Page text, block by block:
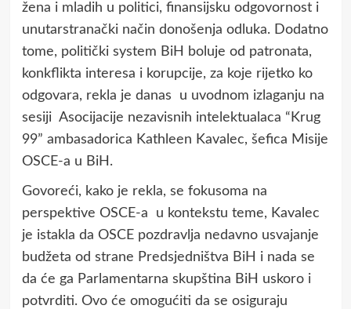
žena i mladih u politici, finansijsku odgovornost i
unutarstranački način donošenja odluka. Dodatno
tome, politički system BiH boluje od patronata,
konkflikta interesa i korupcije, za koje rijetko ko
odgovara, rekla je danas u uvodnom izlaganju na
sesiji Asocijacije nezavisnih intelektualaca “Krug
99” ambasadorica Kathleen Kavalec, šefica Misije
OSCE-a u BiH.
Govoreći, kako je rekla, se fokusoma na
perspektive OSCE-a u kontekstu teme, Kavalec
je istakla da OSCE pozdravlja nedavno usvajanje
budžeta od strane Predsjedništva BiH i nada se
da će ga Parlamentarna skupština BiH uskoro i
potvrditi. Ovo će omogućiti da se osiguraju